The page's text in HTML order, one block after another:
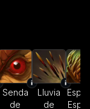
Senda
de
Lluvia
de